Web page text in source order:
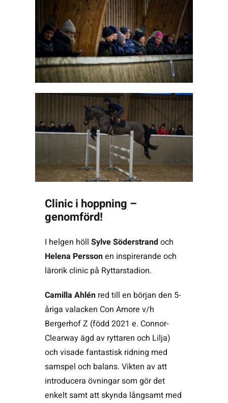
Clinic i hoppning –
genomförd!
I helgen höllSylve Söderstrandoch
Helena Perssonen inspirerande och
lärorik clinic på Ryttarstadion.
Camilla Ahlén red till en början den 5-
åriga valacken Con Amore v/h
Bergerhof Z (född 2021 e. Connor-
Clearway ägd av ryttaren och Lilja)
och visade fantastisk ridning med
samspel och balans. Vikten av att
introducera övningar som gör det
enkelt samt att skynda långsamt med